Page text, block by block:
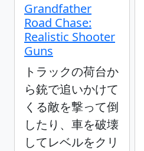
Grandfather
Road Chase:
Realistic Shooter
Guns
トラックの荷台か
ら銃で追いかけて
くる敵を撃って倒
したり、車を破壊
してレベルをクリ